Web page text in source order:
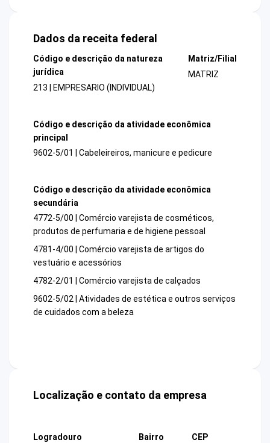
Dados da receita federal
Código e descrição da natureza
jurídica
213 | EMPRESARIO (INDIVIDUAL)
Matriz/Filial
MATRIZ
Código e descrição da atividade econômica
principal
9602-5/01 | Cabeleireiros, manicure e pedicure
Código e descrição da atividade econômica
secundária
4772-5/00 | Comércio varejista de cosméticos,
produtos de perfumaria e de higiene pessoal
4781-4/00 | Comércio varejista de artigos do
vestuário e acessórios
4782-2/01 | Comércio varejista de calçados
9602-5/02 | Atividades de estética e outros serviços
de cuidados com a beleza
Localização e contato da empresa
Logradouro
Bairro
CEP